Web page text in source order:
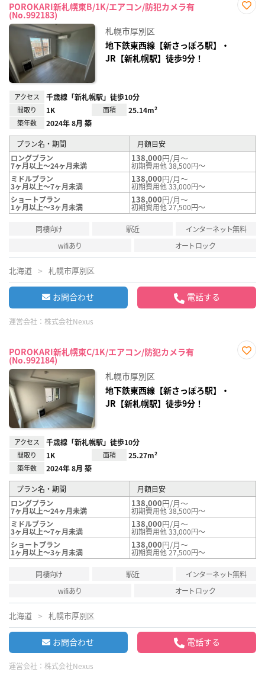
POROKARI新札幌東B/1K/エアコン/防犯カメラ有
(No.992183)
札幌市厚別区
地下鉄東西線【新さっぽろ駅】・
JR【新札幌駅】徒歩9分！
アクセス 千歳線「新札幌駅」徒歩10分
間取り 1K 面積 25.14m²
築年数 2024年 8月 築
プラン名・期間
月額目安
ロングプラン
7ヶ月以上～24ヶ月未満
138,000円/月～
初期費用他 38,500円～
ミドルプラン
3ヶ月以上～7ヶ月未満
138,000円/月～
初期費用他 33,000円～
ショートプラン
1ヶ月以上～3ヶ月未満
138,000円/月～
初期費用他 27,500円～
同棲向け 駅近
インターネット無料
wifiあり
オートロック
北海道 札幌市厚別区
お問合わせ 電話する
運営会社： 株式会社Nexus
POROKARI新札幌東C/1K/エアコン/防犯カメラ有
(No.992184)
札幌市厚別区
地下鉄東西線【新さっぽろ駅】・
JR【新札幌駅】徒歩9分！
アクセス 千歳線「新札幌駅」徒歩10分
間取り 1K 面積 25.27m²
築年数 2024年 8月 築
プラン名・期間
月額目安
ロングプラン
7ヶ月以上～24ヶ月未満
138,000円/月～
初期費用他 38,500円～
ミドルプラン
3ヶ月以上～7ヶ月未満
138,000円/月～
初期費用他 33,000円～
ショートプラン
1ヶ月以上～3ヶ月未満
138,000円/月～
初期費用他 27,500円～
同棲向け 駅近
インターネット無料
wifiあり
オートロック
北海道 札幌市厚別区
お問合わせ 電話する
運営会社： 株式会社Nexus